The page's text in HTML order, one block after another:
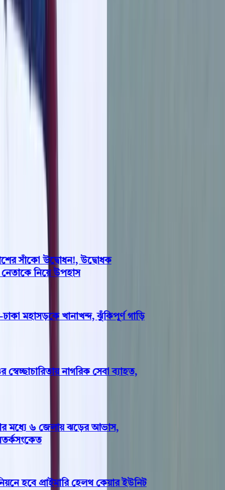
শুক্রবার, ০৭ আগস্ট ২০২৬
২৩ শ্রাবণ ১৪৩৩ বঙ্গাব্দ
ঝালকাঠি
বরগুনা
পিরোজপুর
খেলাধুলা
বিনোদন
জাতীয়
Open menu
সাঁকো উদ্বোধন!, উদ্বোধক
নিয়ে উপহাস
মহাসড়কে খানাখন্দ, ঝুঁকিপূর্ণ গাড়ি
নাগরিক সেবা ব্যাহত,
৬ জেলায় ঝড়ের আভাস,
হবে প্রাইমারি হেলথ কেয়ার ইউনিট